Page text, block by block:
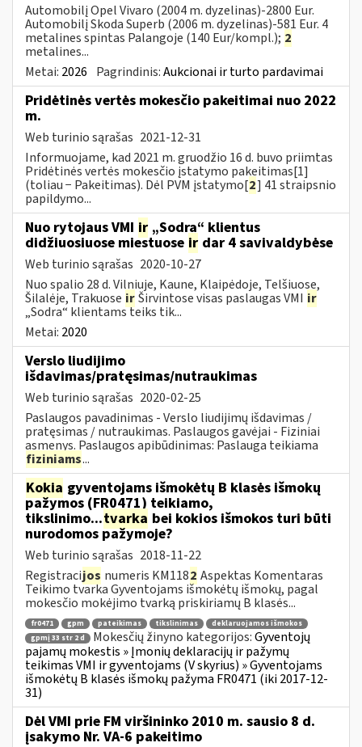
Automobilį Opel Vivaro (2004 m. dyzelinas)-2800 Eur.
Automobilį Skoda Superb (2006 m. dyzelinas)-581 Eur. 4
metalines spintas Palangoje (140 Eur/kompl.); 2
metalines...
Metai: 2026 Pagrindinis:Aukcionai ir turto pardavimai
Pridėtinės vertės mokesčio pakeitimai nuo 2022
m.
Web turinio sąrašas 2021-12-31
Informuojame, kad 2021 m. gruodžio 16 d. buvo priimtas
Pridėtinės vertės mokesčio įstatymo pakeitimas[1]
(toliau − Pakeitimas). Dėl PVM įstatymo[2] 41 straipsnio
papildymo...
Nuo rytojaus VMI ir „Sodra“ klientus
didžiuosiuose miestuose ir dar 4 savivaldybėse
Web turinio sąrašas 2020-10-27
Nuo spalio 28 d. Vilniuje, Kaune, Klaipėdoje, Telšiuose,
Šilalėje, Trakuose irŠirvintose visas paslaugas VMI ir
„Sodra“ klientams teiks tik...
Metai: 2020
Verslo liudijimo
išdavimas/pratęsimas/nutraukimas
Web turinio sąrašas 2020-02-25
Paslaugos pavadinimas - Verslo liudijimų išdavimas /
pratęsimas / nutraukimas. Paslaugos gavėjai - Fiziniai
asmenys. Paslaugos apibūdinimas: Paslauga teikiama
fiziniams...
Kokia gyventojams išmokėtų B klasės išmokų
pažymos (FR0471) teikiamo,
tikslinimo...tvarka bei kokios išmokos turi būti
nurodomos pažymoje?
Web turinio sąrašas 2018-11-22
Registracijos numeris KM1182 Aspektas Komentaras
Teikimo tvarka Gyventojams išmokėtų išmokų, pagal
mokesčio mokėjimo tvarką priskiriamų B klasės...
fr0471 gpm pateikimas tikslinimas
deklaruojamos išmokos
gpmį 33 str 2 d
Mokesčių žinyno kategorijos:Gyventojų
pajamų mokestis » Įmonių deklaracijų ir pažymų
teikimas VMI ir gyventojams (V skyrius) » Gyventojams
išmokėtų B klasės išmokų pažyma FR0471 (iki 2017-12-
31)
Dėl VMI prie FM viršininko 2010 m. sausio 8 d.
įsakymo Nr. VA-6 pakeitimo